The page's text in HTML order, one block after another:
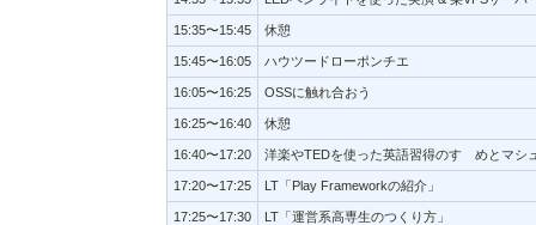
15:35〜15:45 休憩
15:45〜16:05 ハウツードローポンチエ
16:05〜16:25 OSSに触れ合おう
16:25〜16:40 休憩
16:40〜17:20 洋楽やTEDを使った英語習得のすゝめとマシ
17:20〜17:25 LT「Play Frameworkの紹介」
17:25〜17:30 LT「運営系高専生のつくり方」